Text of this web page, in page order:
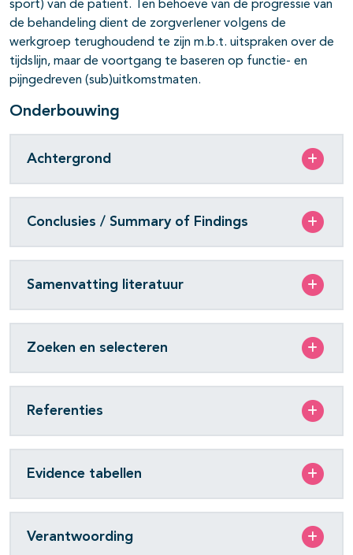
sport) van de patiënt. Ten behoeve van de progressie van
de behandeling dient de zorgverlener volgens de
werkgroep terughoudend te zijn m.b.t. uitspraken over de
tijdslijn, maar de voortgang te baseren op functie- en
pijngedreven (sub)uitkomstmaten.
Onderbouwing
Achtergrond
Conclusies / Summary of Findings
Samenvatting literatuur
Zoeken en selecteren
Referenties
Evidence tabellen
Verantwoording